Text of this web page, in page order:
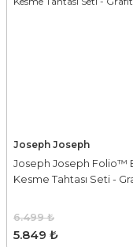
Joseph Joseph
Joseph Joseph Folio™
Kesme Tahtası Seti -
5.849 ₺
6.499 ₺